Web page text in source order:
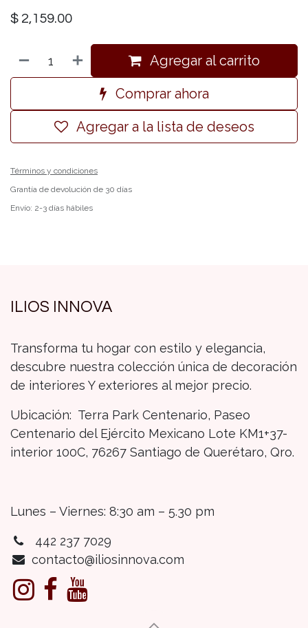
$ 2,159.00
Agregar al carrito
Comprar ahora
Agregar a la lista de deseos
Términos y condiciones
Grantía de devolución de 30 días
Envío: 2-3 días hábiles
ILIOS INNOVA
Transforma tu hogar con estilo y elegancia,
descubre nuestra colección única de decoración
de interiores Y exteriores al mejor precio.
Ubicación: Terra Park Centenario, Paseo
Centenario del Ejército Mexicano Lote KM1+37-
interior 100C, 76267 Santiago de Querétaro, Qro.
Lunes – Viernes: 8:30 am – 5.30 pm
442 237 7029
contacto@iliosinnova.com